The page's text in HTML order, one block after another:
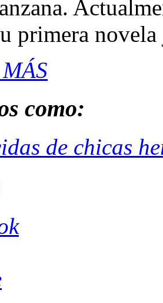
primera
como:
de chicas